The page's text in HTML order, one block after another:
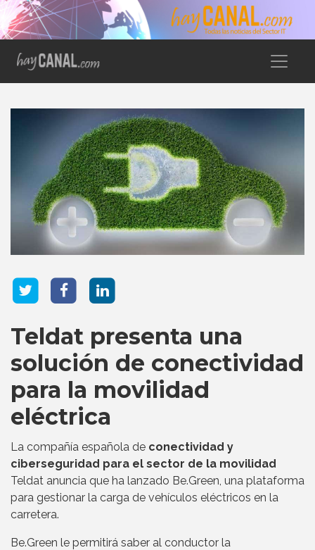
Teldat presenta una
solución de conectividad
para la movilidad
eléctrica
La compañía española de conectividad y
ciberseguridad para el sector de la movilidad
Teldat anuncia que ha lanzado Be.Green, una plataforma
para gestionar la carga de vehículos eléctricos en la
carretera.
Be.Green le permitirá saber al conductor la